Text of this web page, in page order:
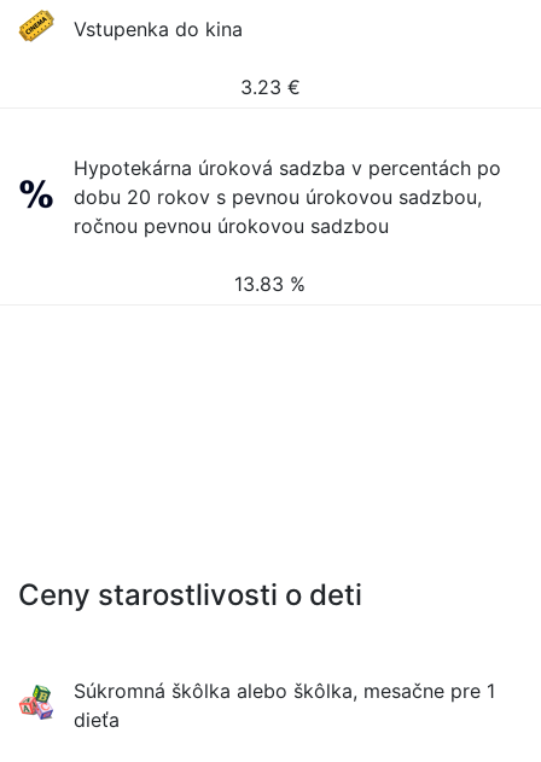
Vstupenka do kina
3.23 €
Hypotekárna úroková sadzba v percentách po
dobu 20 rokov s pevnou úrokovou sadzbou,
ročnou pevnou úrokovou sadzbou
13.83 %
Ceny starostlivosti o deti
Súkromná škôlka alebo škôlka, mesačne pre 1
dieťa